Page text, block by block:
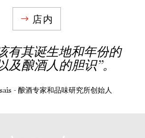
店内
有其诞生地和年份的
及酿酒人的胆识”。
- 酿酒专家和品味研究所创始人